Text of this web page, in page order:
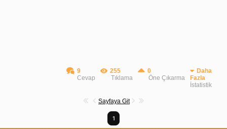
9
Cevap
255
Tıklama
0
Öne Çıkarma
Daha
Fazla
İstatistik
Sayfaya Git
1